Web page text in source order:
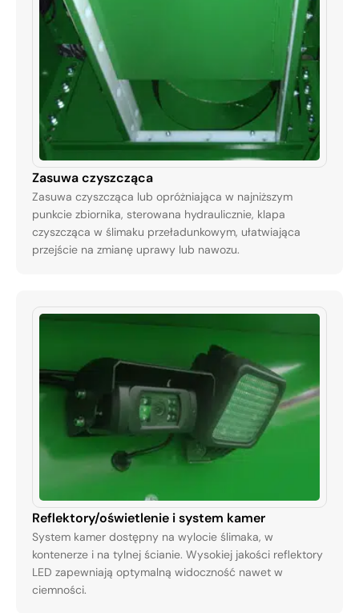
Zasuwa czyszcząca
Zasuwa czyszcząca lub opróżniająca w najniższym
punkcie zbiornika, sterowana hydraulicznie, klapa
czyszcząca w ślimaku przeładunkowym, ułatwiająca
przejście na zmianę uprawy lub nawozu.
Reflektory/oświetlenie i system kamer
System kamer dostępny na wylocie ślimaka, w
kontenerze i na tylnej ścianie. Wysokiej jakości reflektory
LED zapewniają optymalną widoczność nawet w
ciemności.